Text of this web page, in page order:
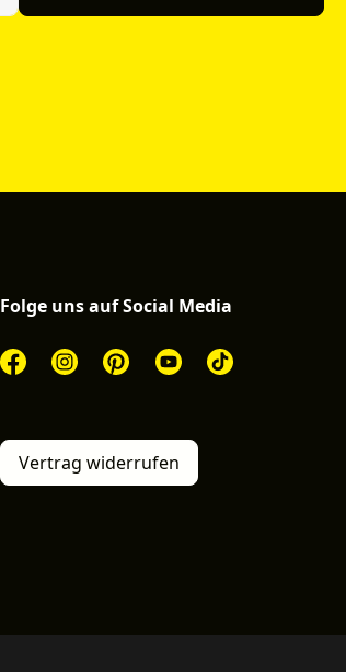
Folge uns auf Social Media
Vertrag widerrufen